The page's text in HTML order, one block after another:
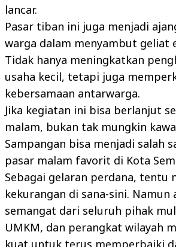
lancar.
Pasar tiban ini juga menjadi
warga dalam menyambut geliat
Tidak hanya meningkatkan
usaha kecil, tetapi juga
kebersamaan antarwarga.
Jika kegiatan ini bisa berlanjut
malam, bukan tak mungkin
Sampangan bisa menjadi salah
pasar malam favorit di Kota
Sebagai gelaran perdana, tentu
kekurangan di sana-sini. Namun
semangat dari seluruh pihak
UMKM, dan perangkat wilayah
kuat untuk terus memperbaiki